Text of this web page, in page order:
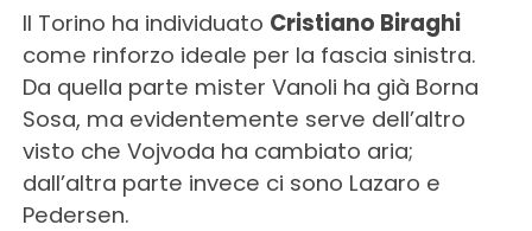
Il Torino ha individuato Cristiano Biraghi
come rinforzo ideale per la fascia sinistra.
Da quella parte mister Vanoli ha già Borna
Sosa, ma evidentemente serve dell’altro
visto che Vojvoda ha cambiato aria;
dall’altra parte invece ci sono Lazaro e
Pedersen.